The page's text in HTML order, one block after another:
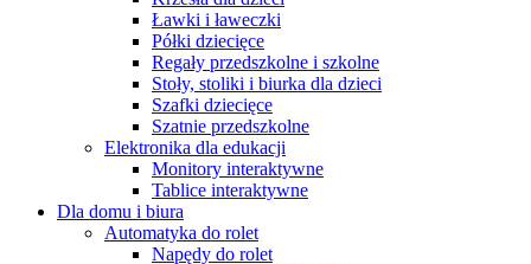
Ławki i ławeczki
Półki dziecięce
Regały przedszkolne i szkolne
Stoły, stoliki i biurka dla dzieci
Szafki dziecięce
Szatnie przedszkolne
Elektronika dla edukacji
Monitory interaktywne
Tablice interaktywne
Dla domu i biura
Automatyka do rolet
Napędy do rolet